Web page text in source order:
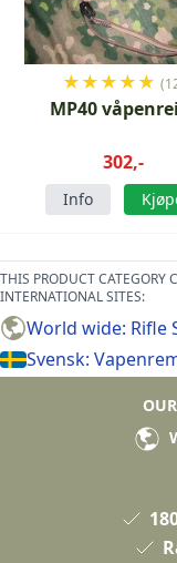
★★★★★
MP40
302,-
Info
THIS PRODUCT CATEGORY
INTERNATIONAL SITES:
World wide: Rifle
Svensk: